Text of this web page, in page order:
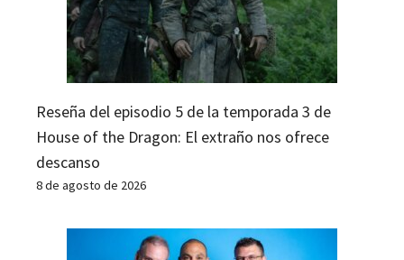
Reseña del episodio 5 de la temporada 3 de
House of the Dragon: El extraño nos ofrece
descanso
8 de agosto de 2026